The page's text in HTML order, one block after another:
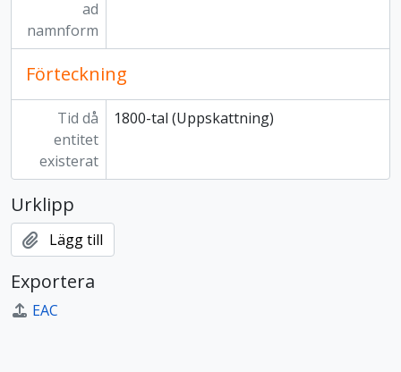
ad
namnform
Förteckning
Tid då
entitet
existerat
1800-tal (Uppskattning)
Urklipp
Lägg till
Exportera
EAC